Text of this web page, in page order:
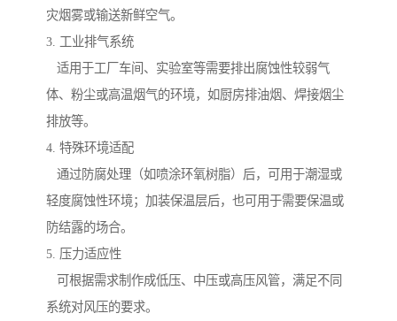
灾烟雾或输送新鲜空气。
3. 工业排气系统
适用于工厂车间、实验室等需要排出腐蚀性较弱气
体、粉尘或高温烟气的环境，如厨房排油烟、焊接烟尘
排放等。
4. 特殊环境适配
通过防腐处理（如喷涂环氧树脂）后，可用于潮湿或
轻度腐蚀性环境；加装保温层后，也可用于需要保温或
防结露的场合。
5. 压力适应性
可根据需求制作成低压、中压或高压风管，满足不同
系统对风压的要求。